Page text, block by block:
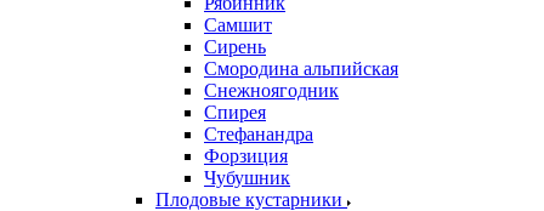
Самшит
Сирень
Смородина альпийская
Снежноягодник
Спирея
Стефанандра
Форзиция
Чубушник
Плодовые кустарники